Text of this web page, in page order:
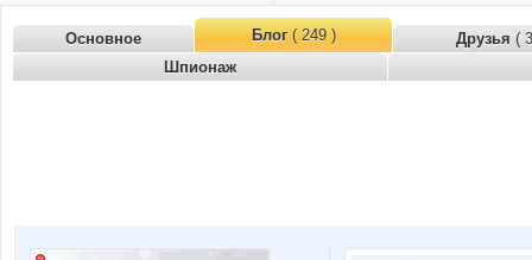
Основное Блог( 249 ) Друзья (
Шпионаж